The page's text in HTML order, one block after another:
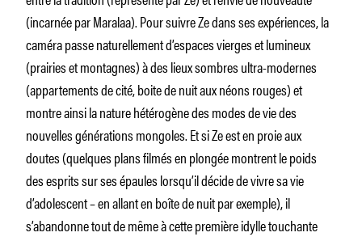
(incarnée par Maralaa). Pour suivre Ze dans ses expériences, la
caméra passe naturellement d’espaces vierges et lumineux
(prairies et montagnes) à des lieux sombres ultra-modernes
(appartements de cité, boite de nuit aux néons rouges) et
montre ainsi la nature hétérogène des modes de vie des
nouvelles générations mongoles. Et si Ze est en proie aux
doutes (quelques plans filmés en plongée montrent le poids
des esprits sur ses épaules lorsqu’il décide de vivre sa vie
d’adolescent – en allant en boîte de nuit par exemple), il
s’abandonne tout de même à cette première idylle touchante